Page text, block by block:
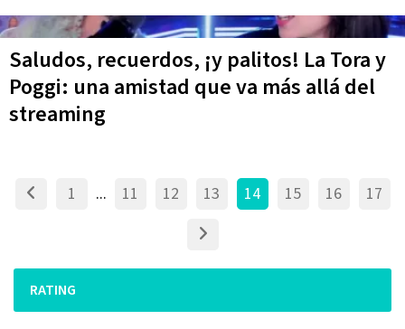
Saludos, recuerdos, ¡y palitos! La Tora y
Poggi: una amistad que va más allá del
streaming
1 ... 11 12 13 14 15 16 17
RATING